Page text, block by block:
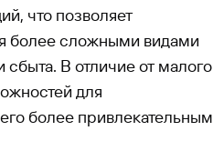
что позволяет
более сложными видами
В отличие от малого
для
более привлекательным